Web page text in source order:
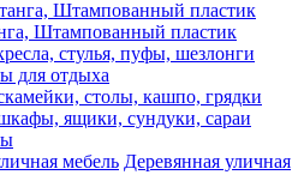
Штампованный пластик
стулья, пуфы, шезлонги
для отдыха
столы, кашпо, грядки
ящики, сундуки, сараи
Деревянная уличная